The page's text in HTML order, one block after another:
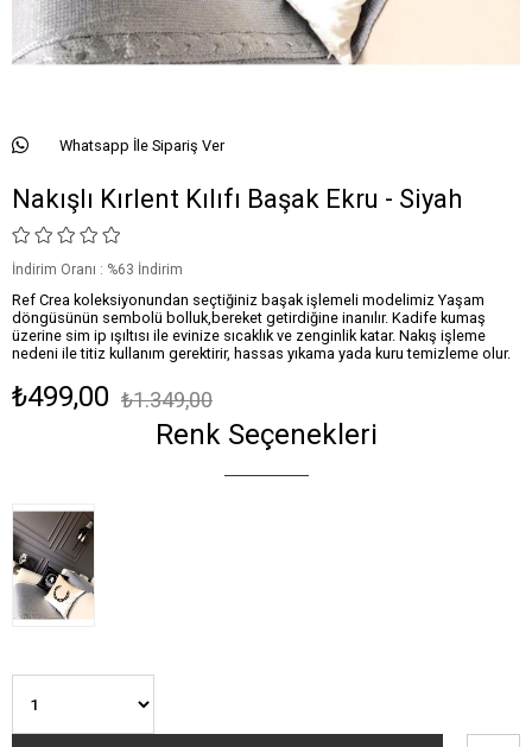
Whatsapp İle Sipariş Ver
Nakışlı Kırlent Kılıfı Başak Ekru - Siyah
İndirim Oranı : %63 İndirim
Ref Crea koleksiyonundan seçtiğiniz başak işlemeli modelimiz Yaşam
döngüsünün sembolü bolluk,bereket getirdiğine inanılır. Kadife kumaş
üzerine sim ip ışıltısı ile evinize sıcaklık ve zenginlik katar. Nakış işleme
nedeni ile titiz kullanım gerektirir, hassas yıkama yada kuru temizleme olur.
₺1.349,00
₺499,00
Renk Seçenekleri